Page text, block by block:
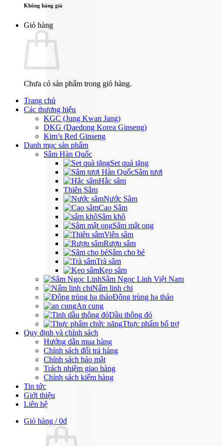
Không hàng giả
Giỏ hàng
Chưa có sản phẩm trong giỏ hàng.
Trang chủ
Các thương hiệu
KGC (Jung Kwan Jang)
DKG (Daedong Korea Ginseng)
Kim’s Red Ginseng
Danh mục sản phẩm
Sâm Hàn Quốc
Set quà tặng
Sâm tươi
Hắc sâm
Thiên Sâm
Nước Sâm
Cao Sâm
Sâm khô
Sâm mật ong
Viên sâm
Rượu sâm
Sâm cho bé
Trà sâm
Kẹo sâm
Sâm Ngọc Linh Việt Nam
Nấm linh chi
Đông trùng hạ thảo
An cung
Dầu thông đỏ
Thực phẩm bổ trợ
Quy định và chính sách
Hướng dẫn mua hàng
Chính sách đổi trả hàng
Chính sách bảo mật
Trách nhiệm giao hàng
Chính sách kiểm hàng
Tin tức
Giới thiệu
Liên hệ
Giỏ hàng /0₫